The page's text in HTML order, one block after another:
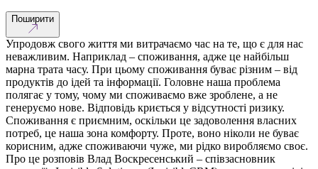
Поширити
Упродовж свого життя ми витрачаємо час на те, що є для нас
неважливим. Наприклад – споживання, адже це найбільш
марна трата часу. При цьому споживання буває різним – від
продуктів до ідей та інформації. Головне наша проблема
полягає у тому, чому ми споживаємо вже зроблене, а не
генеруємо нове. Відповідь криється у відсутності ризику.
Споживання є приємним, оскільки це задоволення власних
потреб, це наша зона комфорту. Проте, воно ніколи не буває
корисним, адже споживаючи чуже, ми рідко виробляємо своє.
Про це розповів Влад Воскресенський – співзасновник